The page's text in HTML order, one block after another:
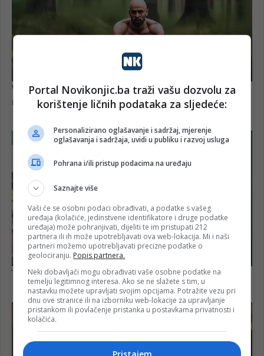
Portal Novikonjic.ba traži vašu dozvolu za
korištenje ličnih podataka za sljedeće:
Personalizirano oglašavanje i sadržaj, mjerenje
oglašavanja i sadržaja, uvidi u publiku i razvoj usluga
Pohrana i/ili pristup podacima na uređaju
Saznajte više
Vaši će se osobni podaci obrađivati, a podatke s vašeg
uređaja (kolačiće, jedinstvene identifikatore i druge podatke
uređaja) može pohranjivati, dijeliti te im pristupati 212
partnera ili ih može upotrebljavati ova web-lokacija. Mi i naši
partneri možemo upotrebljavati precizne podatke o
geolociranju. Popis partnera.
Neki dobavljači mogu obrađivati vaše osobne podatke na
temelju legitimnog interesa. Ako se ne slažete s tim, u
nastavku možete upravljati svojim opcijama. Potražite vezu pri
dnu ove stranice ili na izborniku web-lokacije za upravljanje
pristankom ili povlačenje pristanka u postavkama privatnosti i
kolačića.